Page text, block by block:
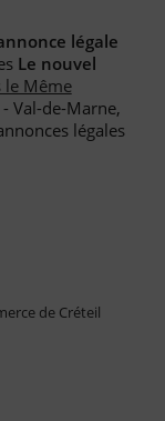
Légaleslégale
Le nouvel
le Même
Val-de-Marne,
légales
de Créteil